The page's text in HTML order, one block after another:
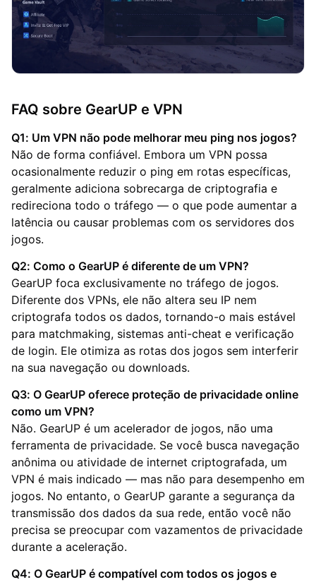
FAQ sobre GearUP e VPN
Q1: Um VPN não pode melhorar meu ping nos jogos?
Não de forma confiável. Embora um VPN possa
ocasionalmente reduzir o ping em rotas específicas,
geralmente adiciona sobrecarga de criptografia e
redireciona todo o tráfego — o que pode aumentar a
latência ou causar problemas com os servidores dos
jogos.
Q2: Como o GearUP é diferente de um VPN?
GearUP foca exclusivamente no tráfego de jogos.
Diferente dos VPNs, ele não altera seu IP nem
criptografa todos os dados, tornando-o mais estável
para matchmaking, sistemas anti-cheat e verificação
de login. Ele otimiza as rotas dos jogos sem interferir
na sua navegação ou downloads.
Q3: O GearUP oferece proteção de privacidade online
como um VPN?
Não. GearUP é um acelerador de jogos, não uma
ferramenta de privacidade. Se você busca navegação
anônima ou atividade de internet criptografada, um
VPN é mais indicado — mas não para desempenho em
jogos. No entanto, o GearUP garante a segurança da
transmissão dos dados da sua rede, então você não
precisa se preocupar com vazamentos de privacidade
durante a aceleração.
Q4: O GearUP é compatível com todos os jogos e